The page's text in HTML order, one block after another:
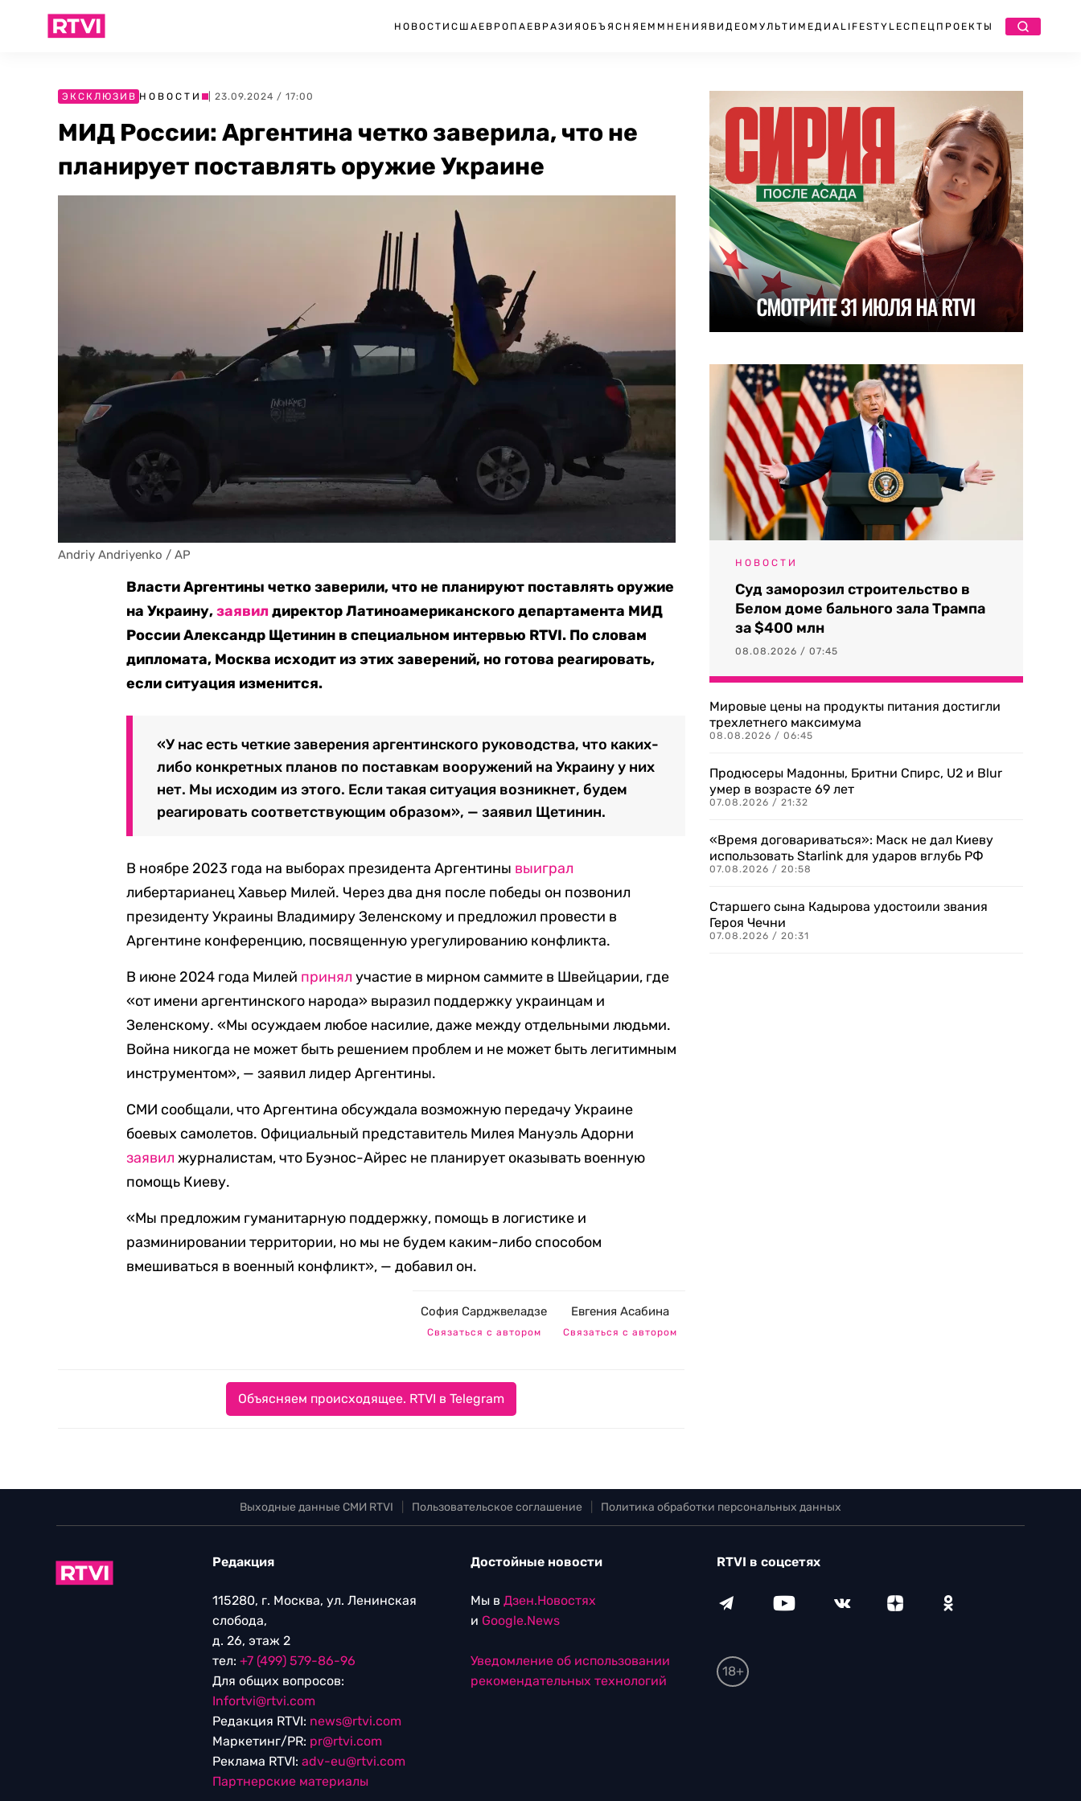
НОВОСТИ США ЕВРОПА ЕВРАЗИЯ ОБЪЯСНЯЕМ МНЕНИЯ ВИДЕО МУЛЬТИМЕДИА LIFESTYLEСПЕЦПРОЕКТЫ
ЭКСКЛЮЗИВ НОВОСТИ | 23.09.2024 / 17:00
МИД России: Аргентина четко заверила, что не
планирует поставлять оружие Украине
Andriy Andriyenko / AP
Власти Аргентины четко заверили, что не планируют поставлять оружие
на Украину,заявилдиректор Латиноамериканского департамента МИД
России Александр Щетинин в специальном интервью RTVI. По словам
дипломата, Москва исходит из этих заверений, но готова реагировать,
если ситуация изменится.
«У нас есть четкие заверения аргентинского руководства, что каких-
либо конкретных планов по поставкам вооружений на Украину у них
нет. Мы исходим из этого. Если такая ситуация возникнет, будем
реагировать соответствующим образом», — заявил Щетинин.
В ноябре 2023 года на выборах президента Аргентины выиграл
либертарианец Хавьер Милей. Через два дня после победы он позвонил
президенту Украины Владимиру Зеленскому и предложил провести в
Аргентине конференцию, посвященную урегулированию конфликта.
В июне 2024 года Милей принял участие в мирном саммите в Швейцарии, где
«от имени аргентинского народа» выразил поддержку украинцам и
Зеленскому. «Мы осуждаем любое насилие, даже между отдельными людьми.
Война никогда не может быть решением проблем и не может быть легитимным
инструментом», — заявил лидер Аргентины.
СМИ сообщали, что Аргентина обсуждала возможную передачу Украине
боевых самолетов. Официальный представитель Милея Мануэль Адорни
заявил журналистам, что Буэнос-Айрес не планирует оказывать военную
помощь Киеву.
«Мы предложим гуманитарную поддержку, помощь в логистике и
разминировании территории, но мы не будем каким-либо способом
вмешиваться в военный конфликт», — добавил он.
София Сарджвеладзе
Связаться с автором
Евгения Асабина
Связаться с автором
Объясняем происходящее. RTVI в Telegram
НОВОСТИ
Суд заморозил строительство в
Белом доме бального зала Трампа
за $400 млн
08.08.2026 / 07:45
Мировые цены на продукты питания достигли
трехлетнего максимума
08.08.2026 / 06:45
Продюсеры Мадонны, Бритни Спирс, U2 и Blur
умер в возрасте 69 лет
07.08.2026 / 21:32
«Время договариваться»: Маск не дал Киеву
использовать Starlink для ударов вглубь РФ
07.08.2026 / 20:58
Старшего сына Кадырова удостоили звания
Героя Чечни
07.08.2026 / 20:31
Выходные данные СМИ RTVI Пользовательское соглашение Политика обработки персональных данных
Редакция
115280, г. Москва, ул. Ленинская
слобода,
д. 26, этаж 2
тел: +7 (499) 579-86-96
Для общих вопросов:
Infortvi@rtvi.com
Редакция RTVI: news@rtvi.com
Маркетинг/PR: pr@rtvi.com
Реклама RTVI: adv-eu@rtvi.com
Партнерские материалы
Достойные новости
Мы в Дзен.Новостях
и Google.News
Уведомление об использовании
рекомендательных технологий
RTVI в соцсетях
18+